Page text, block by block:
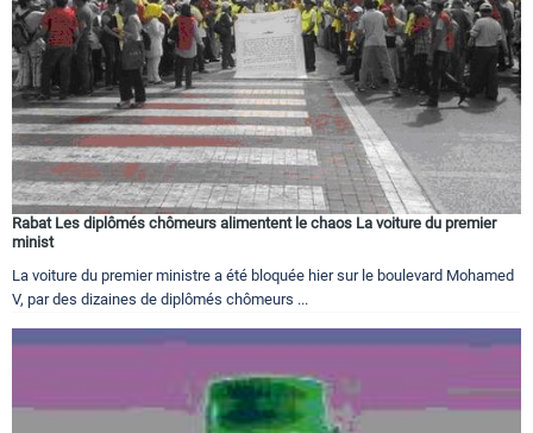
Rabat Les diplômés chômeurs alimentent le chaos La voiture du premier
minist
La voiture du premier ministre a été bloquée hier sur le boulevard Mohamed
V, par des dizaines de diplômés chômeurs ...